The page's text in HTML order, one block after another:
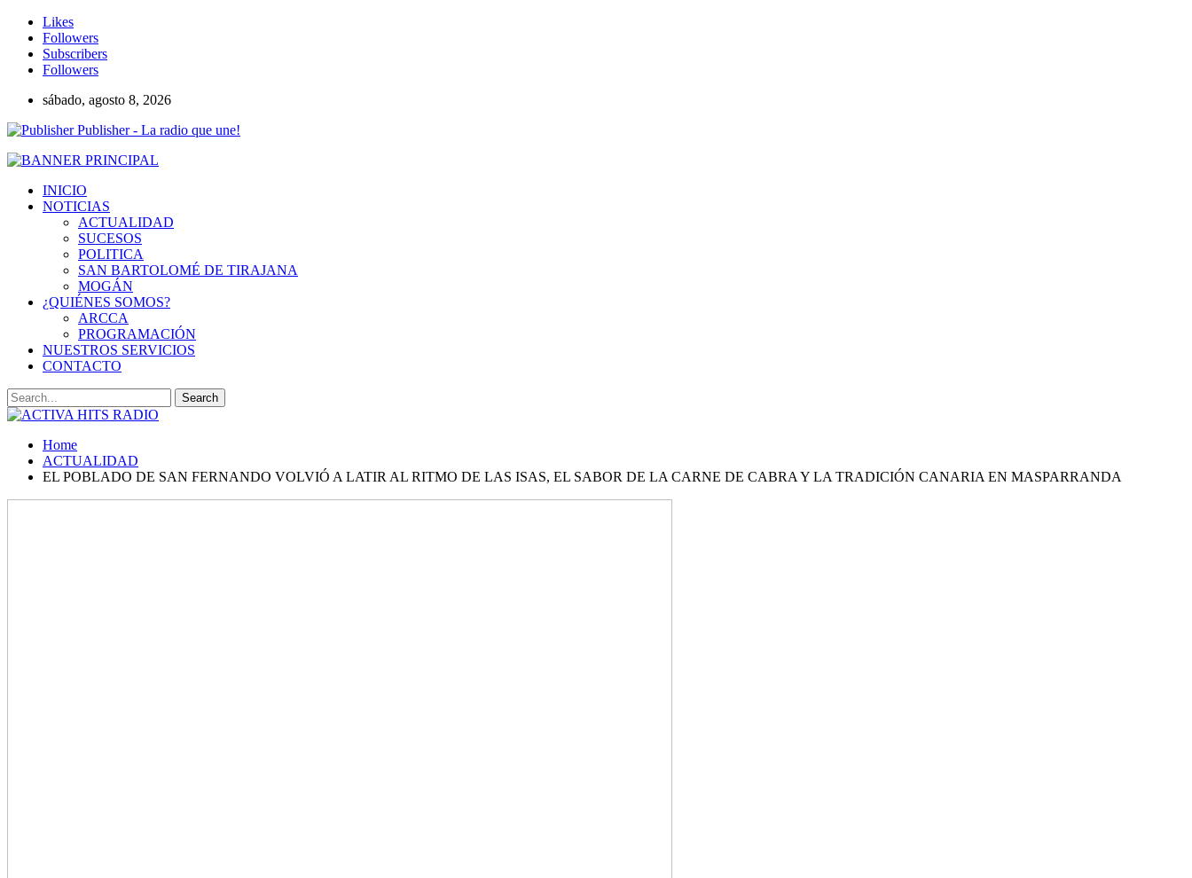
Likes
Followers
Subscribers
Followers
sábado, agosto 8, 2026
Publisher - La radio que une!
INICIO
NOTICIAS
ACTUALIDAD
SUCESOS
POLITICA
SAN BARTOLOMÉ DE TIRAJANA
MOGÁN
¿QUIÉNES SOMOS?
ARCCA
PROGRAMACIÓN
NUESTROS SERVICIOS
CONTACTO
Home
ACTUALIDAD
EL POBLADO DE SAN FERNANDO VOLVIÓ A LATIR AL RITMO DE LAS ISAS, EL SABOR DE LA CARNE DE CABRA Y LA TRADICIÓN CANARIA EN MASPARRANDA